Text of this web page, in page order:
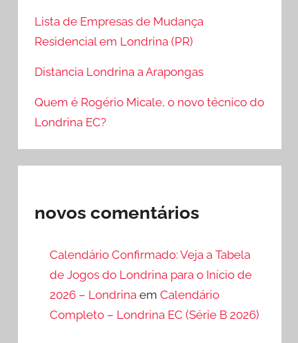
Lista de Empresas de Mudança
Residencial em Londrina (PR)
Distancia Londrina a Arapongas
Quem é Rogério Micale, o novo técnico do
Londrina EC?
novos comentários
Calendário Confirmado: Veja a Tabela
de Jogos do Londrina para o Início de
2026 – Londrina em Calendário
Completo – Londrina EC (Série B 2026)